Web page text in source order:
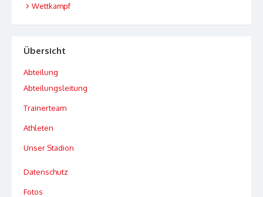
Wettkampf
Übersicht
Abteilung
Abteilungsleitung
Trainerteam
Athleten
Unser Stadion
Datenschutz
Fotos